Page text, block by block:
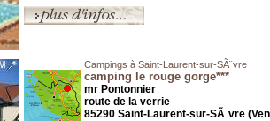
Campings à Saint-Laurent-sur-SÃ¨vre
camping le rouge gorge***
mr Pontonnier
route de la verrie
85290 Saint-Laurent-sur-SÃ¨vre